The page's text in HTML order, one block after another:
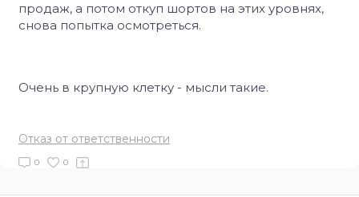
продаж, а потом откуп шортов на этих уровнях,
снова попытка осмотреться.
Очень в крупную клетку - мысли такие.
Отказ от ответственности
0 0